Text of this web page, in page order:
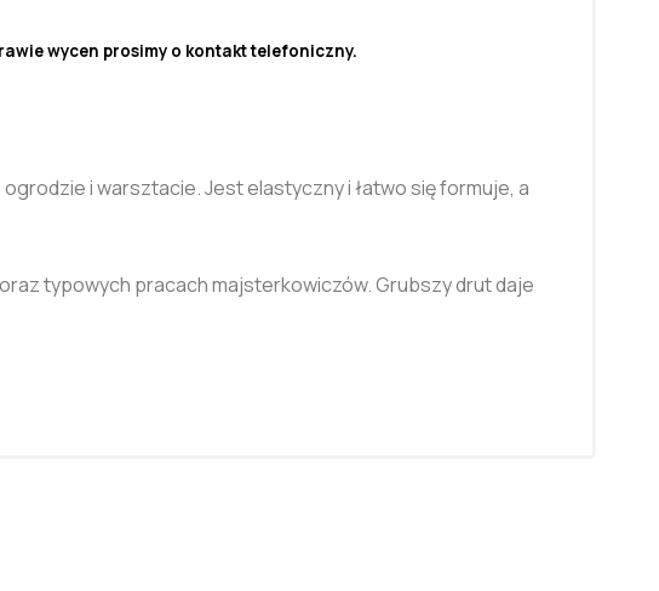
wycen prosimy o kontakt telefoniczny.
i warsztacie. Jest elastyczny i łatwo się formuje, a
typowych pracach majsterkowiczów. Grubszy drut daje